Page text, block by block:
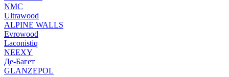
NMС
Ultrawood
ALPINE WALLS
Evrowood
Laconistiq
NEEXY
Де-Багет
GLANZEPOL